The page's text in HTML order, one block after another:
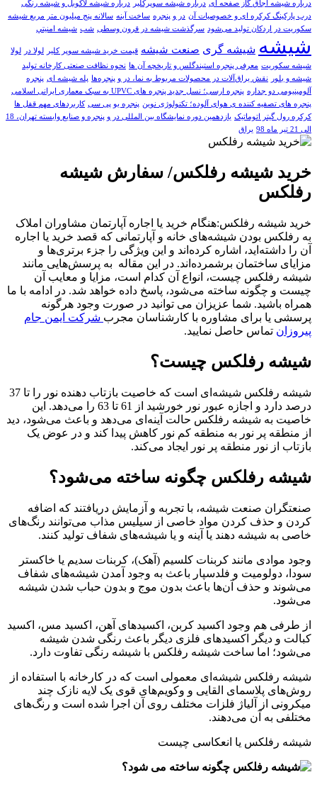
درباره شیشه اجاق گاز صفحه ای درباره شیشه سوپرکلیر
درباره شیشه لاکوبل و شیشه رنگی
درب پارکینگ کرکره ای و خصوصیات آن در و پنجره ساخت آینه سالانه پنج میلیون متر مربع شیشه
سکوریت در اردکان تولید می‌شود سرگذشت شیشه در قرون وسطی شب شيشه امنيتي
شیشه شیشه گری صنعت شيشه قیمت خرید شیشه سوپر کلیر لولا در
لولا
شیشه سکوریت معرفی پنجره استیندگلس و تاریخچه آن ها
نحوه نظافت صنعتی کارخانه تولید
شیشه و بلور
نقش یراق‌آلات در محصولات مربوط به نما، در و پنجره‌ها پله شیشه ای پنجره
آلومینیومی دو جداره پنجره ارسی؛ نسل جدید پنجره های UPVC به سبک معماری ایرانی اسلامی
پنجره های تصفیه کننده ی هوای آلوده؛ تکنولوژی نوین پنجره یو پی سی کاربردهای مهم قفل ها
کرکره رول گیتر اتوماتیک
یازدهمین دوره نمایشگاه بین المللی در و پنجره و صنایع وابسته تهران، 18
الی 21 تیر ماه 98
یراق
خرید شیشه رفلکس/ سفارش شیشه
رفلکس
خرید شیشه رفلکس:هنگام خرید یا اجاره آپارتمان مشاوران املاک
به رفلکس بودن شیشه‌های خانه و آپارتمانی که قصد خرید یا اجاره
آن را داشته‌اید، اشاره کرده‌اند و این ویژگی را جزء برتری‌ها و
مزایای ساختمان برشمرده‌اند. در این مقاله به پرسش‌هایی مانند
شیشه رفلکس چیست، انواع آن کدام است، مزایا و معایب آن
چیست و چگونه ساخته می‌شود، پاسخ داده خواهد شد. در ادامه با ما
همراه باشید. شما عزیزان می توانید در صورت وجود هرگونه
پرسشی یا برای مشاوره با کارشناسان مجرب شرکت ایمن جام
پیروزان تماس حاصل نمایید.
شیشه رفلکس چیست؟
شیشه رفلکس شیشه‌ای است که خاصیت بازتاب دهنده نور را تا 37
درصد دارد و اجازه عبور نور خورشید از 61 تا 63 را می‌دهد. این
خاصیت به شیشه رفلکس حالت آینه‌ای می‌دهد و باعث می‌شود، دید
از منطقه پر نور به منطقه کم نور کاهش پیدا کند و در عوض یک
بازتاب از نور منطقه پر نور ایجاد می‌کند.
شیشه رفلکس چگونه ساخته می‌شود؟
صنعتگران صنعت شیشه، با تجربه و آزمایش دریافتند که اضافه
کردن و حذف کردن مواد خاصی از سیلیس مذاب می‌توانند رنگ‌های
خاصی به شیشه دهند یا آینه و یا شیشه‌های شفاف تولید کنند.
وجود موادی مانند کربنات کلسیم (آهک)، کربنات سدیم یا خاکستر
سودا، دولومیت و فلدسپار باعث به وجود آمدن شیشه‌های شفاف
می‌شوند و حذف آن‌ها باعث بدون موج و بدون حباب شدن شیشه
می‌شود.
از طرفی هم وجود اکسید کربن، اکسیدهای آهن، اکسید مس، اکسید
کبالت و دیگر اکسیدهای فلزی دیگر باعث رنگی شدن شیشه
می‌شود؛ اما ساخت شیشه رفلکس با شیشه رنگی تفاوت دارد.
شیشه رفلکس شیشه‌ای معمولی است که در کارخانه با استفاده از
روش‌های پلاسمای القایی و وکویم‌های قوی یک لایه نازک چند
میکرونی از آلیاژ فلزات مختلف روی آن اجرا شده است و رنگ‌های
مختلفی به آن می‌دهند.
شیشه رفلکس یا انعکاسی چیست